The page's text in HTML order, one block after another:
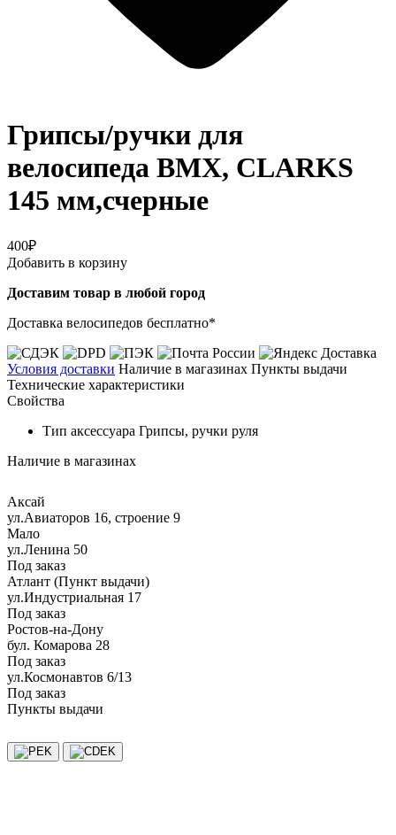
Грипсы/ручки для
велосипеда BMX, CLARKS
145 мм,счерные
400₽
Добавить в корзину
Доставим товар в любой город
Доставка велосипедов бесплатно*
Условия доставки Наличие в магазинах Пункты выдачи
Технические характеристики
Свойства
Тип аксессуара Грипсы, ручки руля
Наличие в магазинах
Аксай
ул.Авиаторов 16, строение 9
Мало
ул.Ленина 50
Под заказ
Атлант (Пункт выдачи)
ул.Индустриальная 17
Под заказ
Ростов-на-Дону
бул. Комарова 28
Под заказ
ул.Космонавтов 6/13
Под заказ
Пункты выдачи